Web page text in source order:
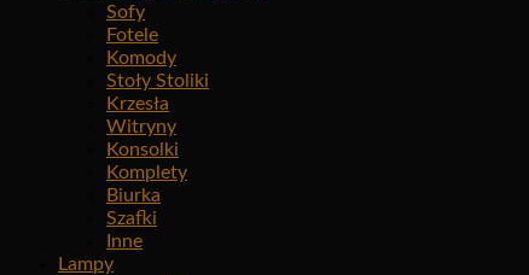
Sofy
Fotele
Komody
Stoły Stoliki
Krzesła
Witryny
Konsolki
Komplety
Biurka
Szafki
Inne
Lampy